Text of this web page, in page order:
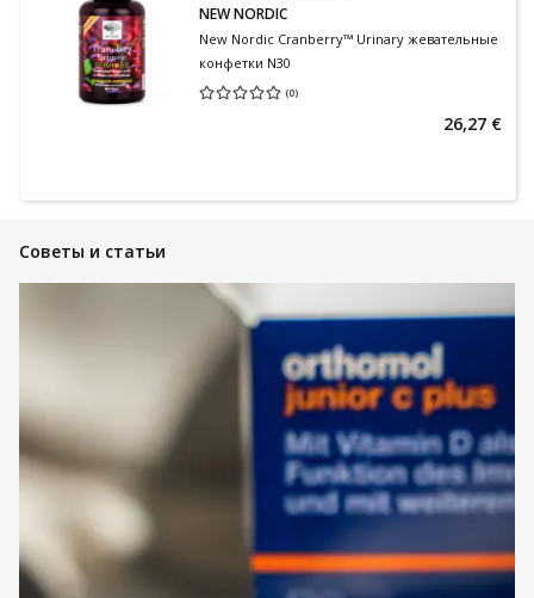
NEW NORDIC
New Nordic Cranberry™ Urinary жевательные
конфетки N30
(0)
Средняя оценка 0.00
26,27 €
Советы и статьи